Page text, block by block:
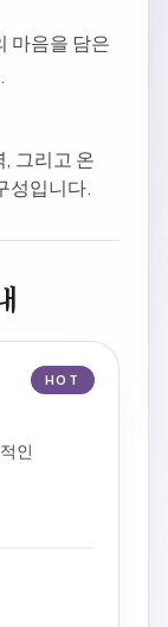
마음을 담은
그리고 온
성입니다.
HOT
인